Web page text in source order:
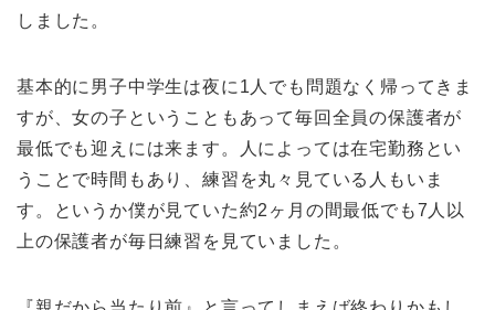
しました。
基本的に男子中学生は夜に1人でも問題なく帰ってきま
すが、女の子ということもあって毎回全員の保護者が
最低でも迎えには来ます。人によっては在宅勤務とい
うことで時間もあり、練習を丸々見ている人もいま
す。というか僕が見ていた約2ヶ月の間最低でも7人以
上の保護者が毎日練習を見ていました。